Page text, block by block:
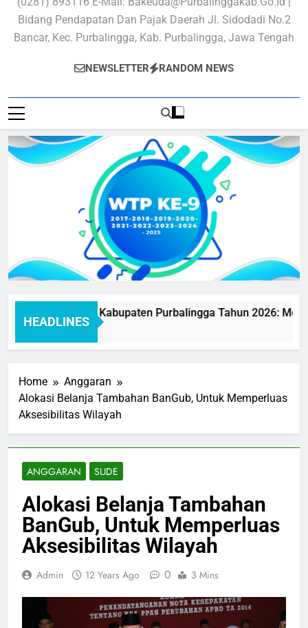
Bidang Pendapatan Dan Pajak Daerah Jl. Sidodadi No.2
Bancar, Kec. Purbalingga, Kab. Purbalingga, Jawa Tengah
NEWSLETTER RANDOM NEWS
HEADLINES
BAKEUDA Kabupaten Purbalingga Tahun 2026:
Home
Anggaran
Alokasi Belanja Tambahan BanGub, Untuk Memperluas
Aksesibilitas Wilayah
ANGGARAN SLIDE
Alokasi Belanja Tambahan
BanGub, Untuk Memperluas
Aksesibilitas Wilayah
Admin 12 Years Ago 0 3 Mins